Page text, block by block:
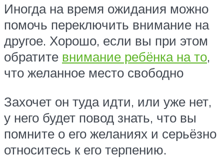
Иногда на время ожидания можно
помочь переключить внимание на
другое. Хорошо, если вы при этом
обратите внимание ребёнка на то,
что желанное место свободно
Захочет он туда идти, или уже нет,
у него будет повод знать, что вы
помните о его желаниях и серьёзно
относитесь к его терпению.